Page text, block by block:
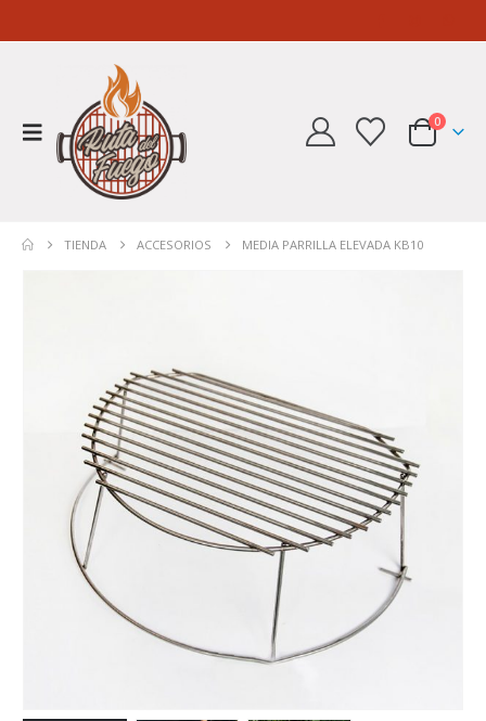
0
TIENDA ACCESORIOS MEDIA PARRILLA ELEVADA KB10